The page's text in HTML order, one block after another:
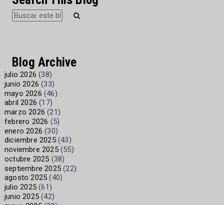
Blog Archive
julio 2026 (38)
junio 2026 (33)
mayo 2026 (46)
abril 2026 (17)
marzo 2026 (21)
febrero 2026 (5)
enero 2026 (30)
diciembre 2025(43)
noviembre 2025(55)
octubre 2025 (38)
septiembre 2025 (22)
agosto 2025 (40)
julio 2025 (61)
junio 2025 (42)